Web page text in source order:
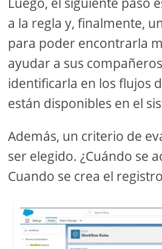
a la regla y, finalmente,
para poder encontrarla
ayudar a sus
identificarla en los flujos
están disponibles en el
Además, un criterio de
ser elegido. ¿Cuándo se
Cuando se crea el